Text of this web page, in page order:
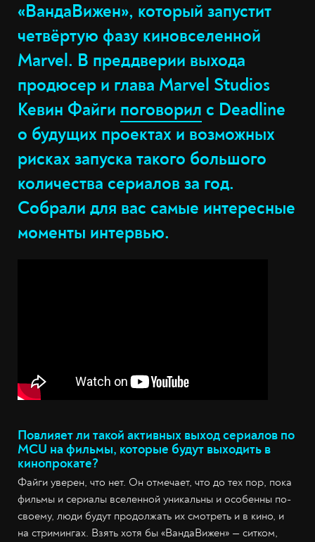
«ВандаВижен», который запустит
четвёртую фазу киновселенной
Marvel. В преддверии выхода
продюсер и глава Marvel Studios
Кевин Файги поговорил с Deadline
о будущих проектах и возможных
рисках запуска такого большого
количества сериалов за год.
Собрали для вас самые интересные
моменты интервью.
Повлияет ли такой активных выход сериалов по
MCU на фильмы, которые будут выходить в
кинопрокате?
Файги уверен, что нет. Он отмечает, что до тех пор, пока
фильмы и сериалы вселенной уникальны и особенны по-
своему, люди будут продолжать их смотреть и в кино, и
на стримингах. Взять хотя бы «ВандаВижен» — ситком,